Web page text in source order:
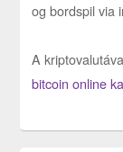
og bordspil via
A
bitcoin online